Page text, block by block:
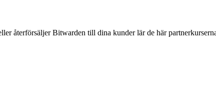
återförsäljer Bitwarden till dina kunder lär de här